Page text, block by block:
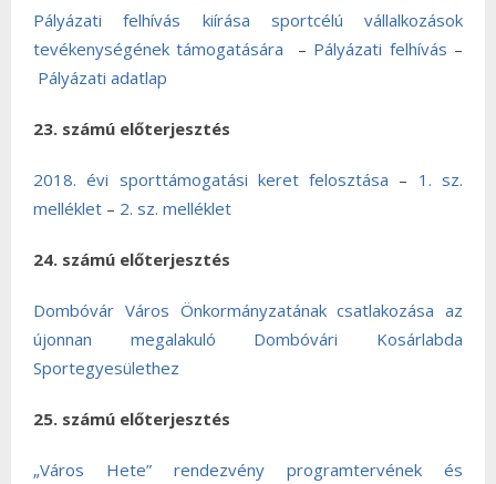
Pályázati felhívás kiírása sportcélú vállalkozások
tevékenységének támogatására
– Pályázati felhívás –
Pályázati adatlap
23. számú előterjesztés
2018. évi sporttámogatási keret felosztása – 1. sz.
melléklet – 2. sz. melléklet
24. számú előterjesztés
Dombóvár Város Önkormányzatának csatlakozása az
újonnan megalakuló Dombóvári Kosárlabda
Sportegyesülethez
25. számú előterjesztés
„Város Hete” rendezvény programtervének és